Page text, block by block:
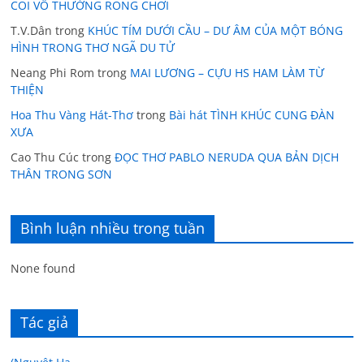
CÕI VÔ THƯỜNG RONG CHƠI
T.V.Dân trong KHÚC TÍM DƯỚI CẦU – DƯ ÂM CỦA MỘT BÓNG
HÌNH TRONG THƠ NGÃ DU TỬ
Neang Phi Rom trong MAI LƯƠNG – CỰU HS HAM LÀM TỪ
THIỆN
Hoa Thu Vàng Hát-Thơ trong Bài hát TÌNH KHÚC CUNG ĐÀN
XƯA
Cao Thu Cúc trongĐỌC THƠ PABLO NERUDA QUA BẢN DỊCH
THÂN TRONG SƠN
Bình luận nhiều trong tuần
None found
Tác giả